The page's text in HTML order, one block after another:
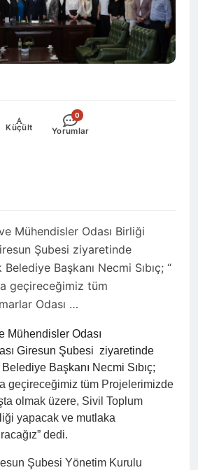
Mühendisler Odası Birliği
Şubesi ziyaretinde
Başkanı Necmi Sıbıç; “
geçireceğimiz tüm
Odası …
-
Küçült
0
Yorumlar
Mühendisler Odası
Giresun Şubesi ziyaretinde
Başkanı Necmi Sıbıç;
geçireceğimiz tüm Projelerimizde
olmak üzere, Sivil Toplum
yapacak ve mutlaka
dedi.
Şubesi Yönetim Kurulu